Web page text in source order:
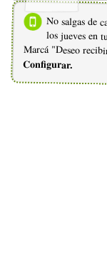
No salgas de
los jueves en
Marcá "Deseo
Configurar.